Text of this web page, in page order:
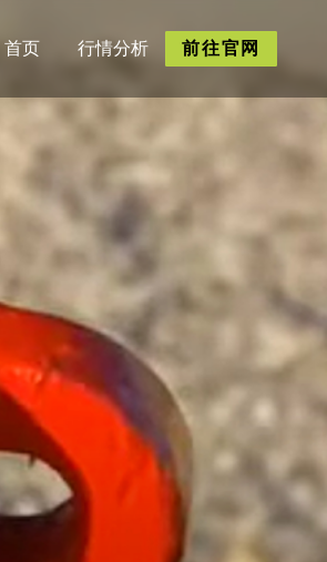
首页 行情分析 前往官网